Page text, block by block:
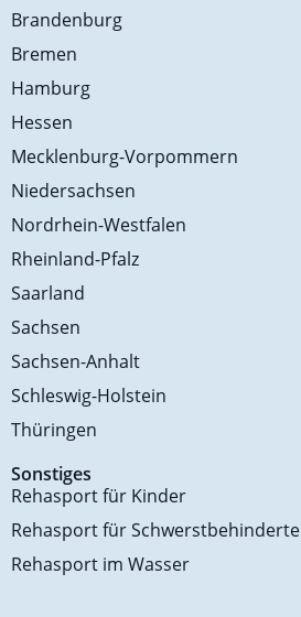
Brandenburg
Bremen
Hamburg
Hessen
Mecklenburg-Vorpommern
Niedersachsen
Nordrhein-Westfalen
Rheinland-Pfalz
Saarland
Sachsen
Sachsen-Anhalt
Schleswig-Holstein
Thüringen
Sonstiges
Rehasport für Kinder
Rehasport für Schwerstbehinderte
Rehasport im Wasser